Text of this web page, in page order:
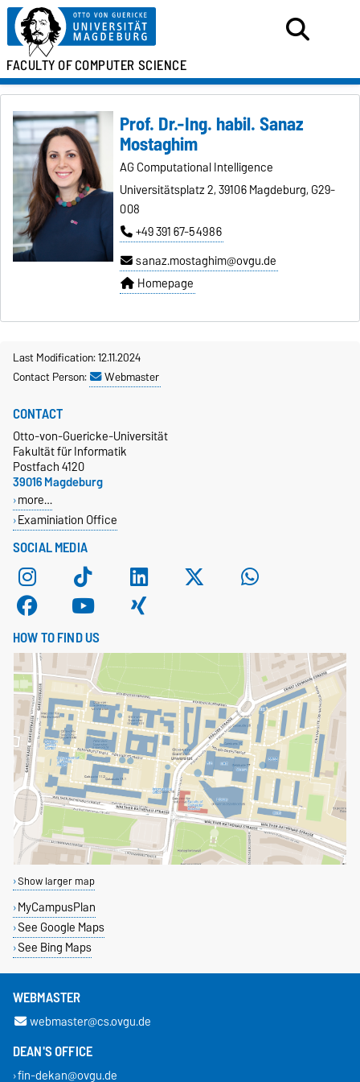
FACULTY OFCOMPUTER SCIENCE
Prof. Dr.-Ing. habil. Sanaz
Mostaghim
AG Computational Intelligence
Universitätsplatz 2, 39106 Magdeburg, G29-
008
+49 391 67-54986
sanaz.mostaghim@ovgu.de
Homepage
Last Modification: 12.11.2024
Contact Person:
Webmaster
SOCIAL MEDIA
CONTACT
Otto-von-Guericke-Universität
Fakultät für Informatik
Postfach 4120
39016 Magdeburg
more…
Examiniation Office
HOW TO FIND US
Show larger map
MyCampusPlan
See Google Maps
See Bing Maps
WEBMASTER
webmaster@cs.ovgu.de
DEAN'S OFFICE
fin-dekan@ovgu.de